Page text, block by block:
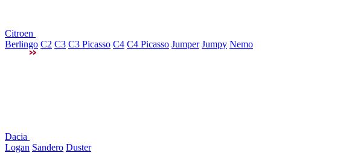
Citroen
Berlingo C2 C3 C3 Picasso C4 C4 Picasso Jumper Jumpy Nemo
Dacia
Logan Sandero Duster